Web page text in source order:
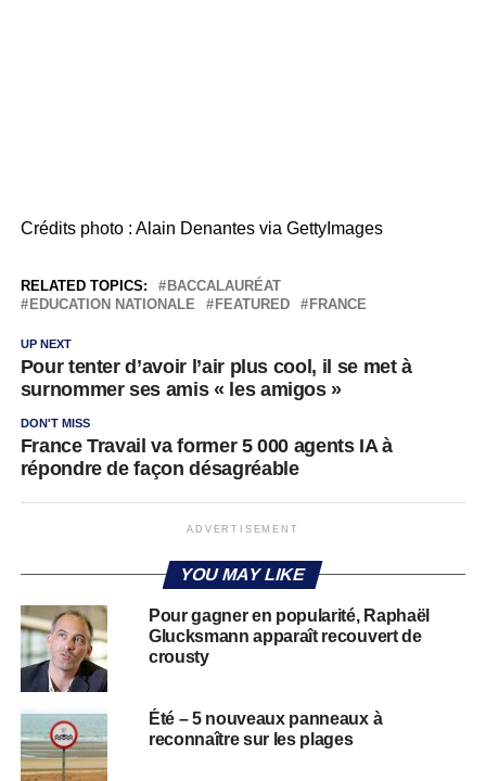
Crédits photo : Alain Denantes via GettyImages
RELATED TOPICS:
BACCALAURÉAT
EDUCATION NATIONALE
FEATURED FRANCE
UP NEXT
Pour tenter d’avoir l’air plus cool, il se met à
surnommer ses amis « les amigos »
DON'T MISS
France Travail va former 5 000 agents IA à
répondre de façon désagréable
ADVERTISEMENT
YOU MAY LIKE
Pour gagner en popularité, Raphaël
Glucksmann apparaît recouvert de
crousty
Été – 5 nouveaux panneaux à
reconnaître sur les plages